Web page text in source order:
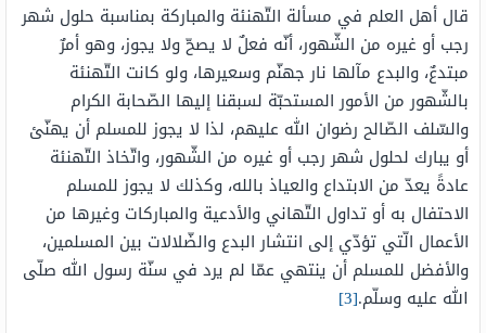
قال أهل العلم في مسألة التّهنئة والمباركة بمناسبة حلول شهر
رجب أو غيره من الشّهور، أنّه فعلٌ لا يصحّ ولا يجوز، وهو أمرٌ
مبتدعٌ، والبدع مآلها نار جهنّم وسعيرها، ولو كانت التّهنئة
بالشّهور من الأمور المستحبّة لسبقنا إليها الصّحابة الكرام
والسّلف الصّالح رضوان الله عليهم، لذا لا يجوز للمسلم أن يهنّئ
أو يبارك لحلول شهر رجب أو غيره من الشّهور، واتّخاذ التّهنئة
عادةً يعدّ من الابتداع والعياذ بالله، وكذلك لا يجوز للمسلم
الاحتفال به أو تداول التّهاني والأدعية والمباركات وغيرها من
الأعمال الّتي تؤدّي إلى انتشار البدع والضّلالات بين المسلمين،
والأفضل للمسلم أن ينتهي عمّا لم يرد في سنّة رسول الله صلّى
الله عليه وسلّم.[3]